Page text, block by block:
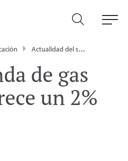
Actualidad del sector energético - Enagás
de gas
un 2%